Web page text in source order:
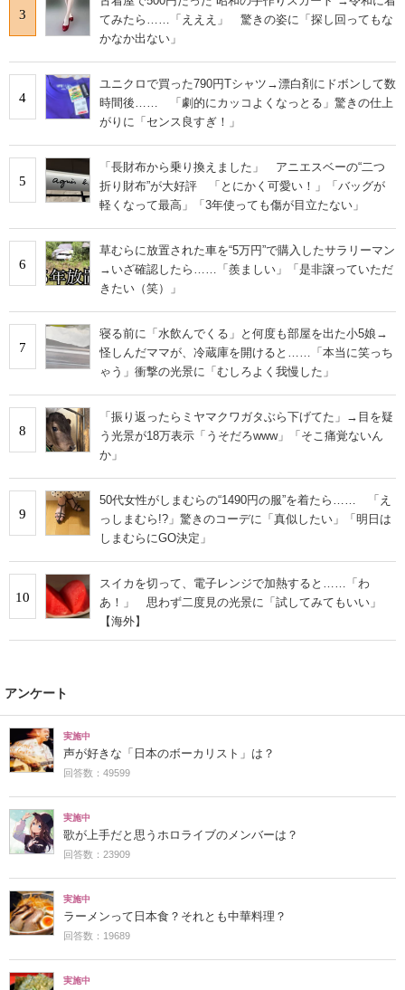
3
てみたら……「えええ」 驚きの姿に「探し回ってもな
かなか出ない」
4
ユニクロで買った790円Tシャツ→漂白剤にドボンして数
時間後…… 「劇的にカッコよくなっとる」驚きの仕上
がりに「センス良すぎ！」
5
「長財布から乗り換えました」 アニエスベーの“二つ
折り財布”が大好評 「とにかく可愛い！」「バッグが
軽くなって最高」「3年使っても傷が目立たない」
6
草むらに放置された車を“5万円”で購入したサラリーマン
→いざ確認したら……「羨ましい」「是非譲っていただ
きたい（笑）」
7
寝る前に「水飲んでくる」と何度も部屋を出た小5娘→
怪しんだママが、冷蔵庫を開けると……「本当に笑っち
ゃう」衝撃の光景に「むしろよく我慢した」
8
「振り返ったらミヤマクワガタぶら下げてた」→目を疑
う光景が18万表示「うそだろwww」「そこ痛覚ないん
か」
9
50代女性がしまむらの“1490円の服”を着たら…… 「え
っしまむら!?」驚きのコーデに「真似したい」「明日は
しまむらにGO決定」
10
スイカを切って、電子レンジで加熱すると……「わ
あ！」 思わず二度見の光景に「試してみてもいい」
【海外】
アンケート
実施中
声が好きな「日本のボーカリスト」は？
回答数：49599
実施中
歌が上手だと思うホロライブのメンバーは？
回答数：23909
実施中
ラーメンって日本食？それとも中華料理？
回答数：19689
実施中